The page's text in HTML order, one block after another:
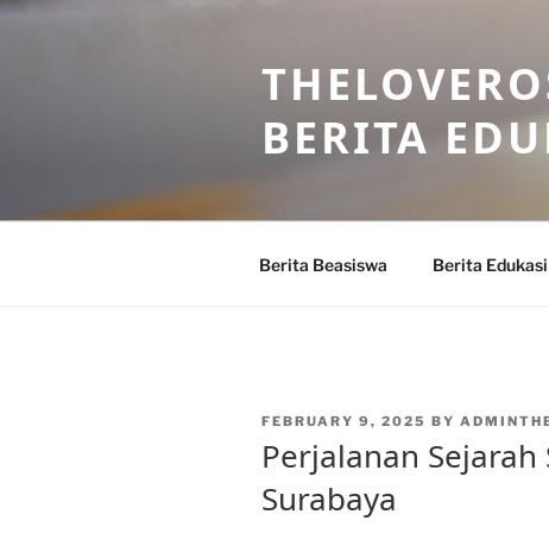
Skip
BERITA
Berita Beasiswa Berita Edukasi
POSTED
FEBRUARY 9, 2025 BY
Perjalanan Sejarah
Surabaya